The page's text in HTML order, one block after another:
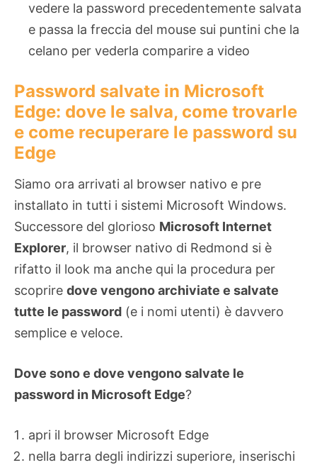
vedere la password precedentemente salvata
e passa la freccia del mouse sui puntini che la
celano per vederla comparire a video
Password salvate in Microsoft
Edge: dove le salva, come trovarle
e come recuperare le password su
Edge
Siamo ora arrivati al browser nativo e pre
installato in tutti i sistemi Microsoft Windows.
Successore del glorioso Microsoft Internet
Explorer, il browser nativo di Redmond si è
rifatto il look ma anche qui la procedura per
scoprire dove vengono archiviate e salvate
tutte le password (e i nomi utenti) è davvero
semplice e veloce.
Dove sono e dove vengono salvate le
password in Microsoft Edge?
apri il browser Microsoft Edge
nella barra degli indirizzi superiore, inserischi